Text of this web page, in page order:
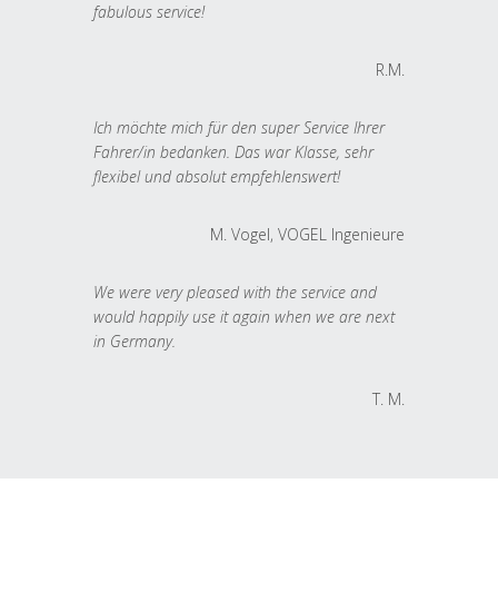
fabulous service!
R.M.
Ich möchte mich für den super Service Ihrer
Fahrer/in bedanken. Das war Klasse, sehr
flexibel und absolut empfehlenswert!
M. Vogel, VOGEL Ingenieure
We were very pleased with the service and
would happily use it again when we are next
in Germany.
T. M.